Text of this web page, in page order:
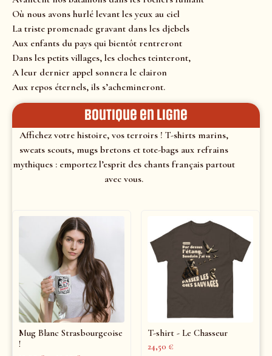
Où nous avons hurlé levant les yeux au ciel
La triste promenade gravant dans les djebels
Aux enfants du pays qui bientôt rentreront
Dans les petits villages, les cloches teinteront,
A leur dernier appel sonnera le clairon
Aux repos éternels, ils s’achemineront.
Boutique en ligne
Affichez votre histoire, vos terroirs ! T-shirts marins,
sweats scouts, mugs bretons et tote-bags aux refrains
mythiques : emportez l’esprit des chants français partout
avec vous.
Mug Blanc Strasbourgeoise
!
T-shirt - Le Chasseur
24,50 €